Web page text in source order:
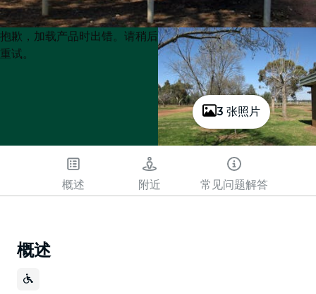
3 张照片
Product
List
Product
List
抱歉，加载产品时出错。请稍后
重试。
概述 附近 常见问题解答
概述